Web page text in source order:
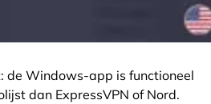
de Windows-app is functioneel
dan ExpressVPN of Nord.